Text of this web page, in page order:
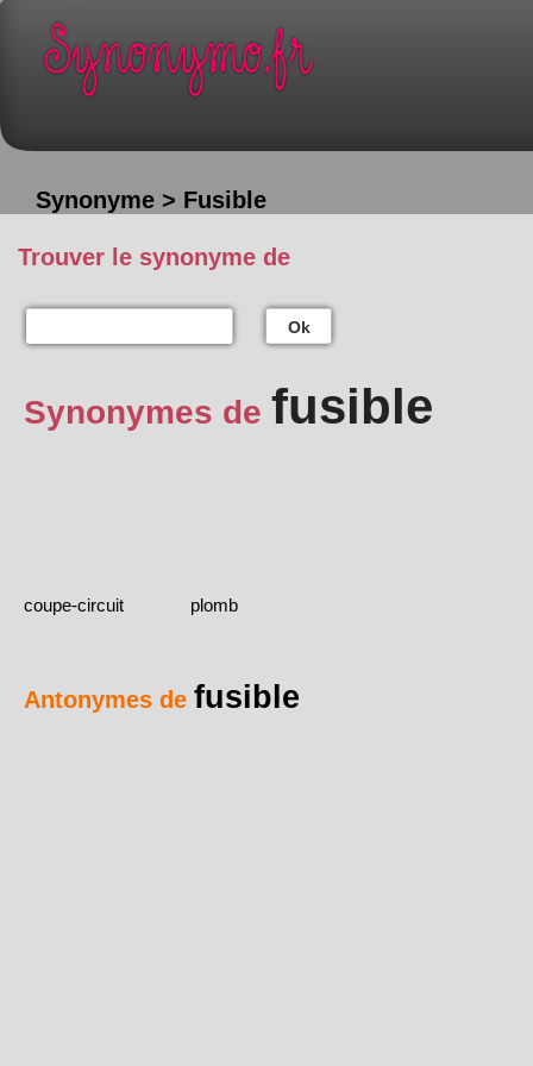
Synonyme > Fusible
Trouver le synonyme de
Ok
Synonymes de fusible
coupe-circuit plomb
Antonymes de fusible